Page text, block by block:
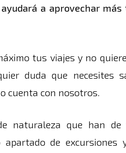
a aprovechar
tus viajes y no
duda que necesites
cuenta con nosotros.
naturaleza que han de
de excursiones